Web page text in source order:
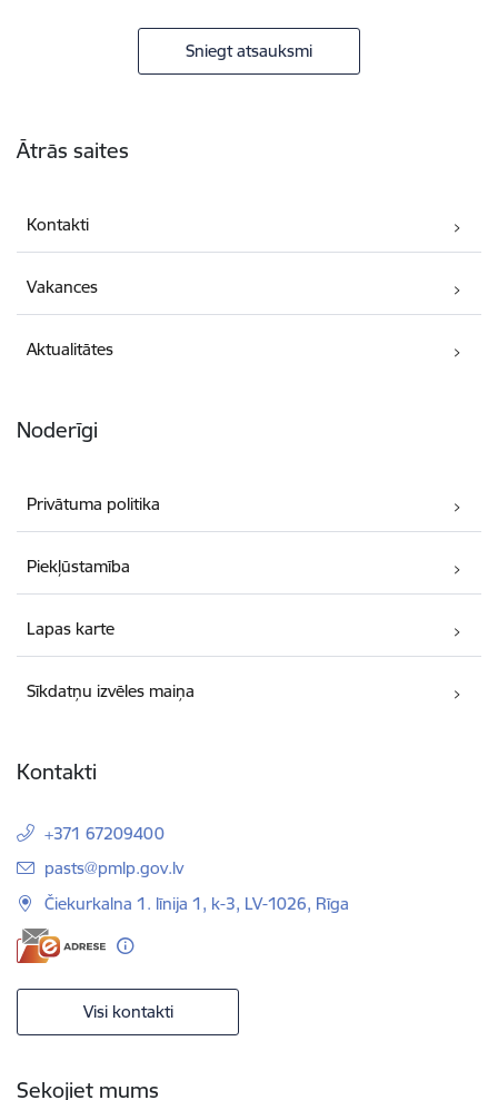
Sniegt atsauksmi
Ātrās saites
Kontakti
Vakances
Aktualitātes
Noderīgi
Privātuma politika
Piekļūstamība
Lapas karte
Sīkdatņu izvēles maiņa
Kontakti
+371 67209400
E-pasts:
pasts@pmlp.gov.lv
Čiekurkalna 1. līnija 1, k-3, LV-1026, Rīga
Visi kontakti
Sekojiet mums